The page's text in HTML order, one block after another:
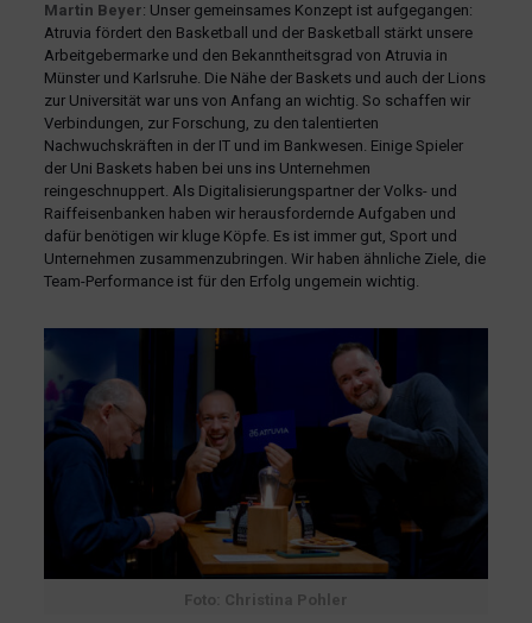
Martin Beyer: Unser gemeinsames Konzept ist aufgegangen:
Atruvia fördert den Basketball und der Basketball stärkt unsere
Arbeitgebermarke und den Bekanntheitsgrad von Atruvia in
Münster und Karlsruhe. Die Nähe der Baskets und auch der Lions
zur Universität war uns von Anfang an wichtig. So schaffen wir
Verbindungen, zur Forschung, zu den talentierten
Nachwuchskräften in der IT und im Bankwesen. Einige Spieler
der Uni Baskets haben bei uns ins Unternehmen
reingeschnuppert. Als Digitalisierungspartner der Volks- und
Raiffeisenbanken haben wir herausfordernde Aufgaben und
dafür benötigen wir kluge Köpfe. Es ist immer gut, Sport und
Unternehmen zusammenzubringen. Wir haben ähnliche Ziele, die
Team-Performance ist für den Erfolg ungemein wichtig.
Foto: Christina Pohler